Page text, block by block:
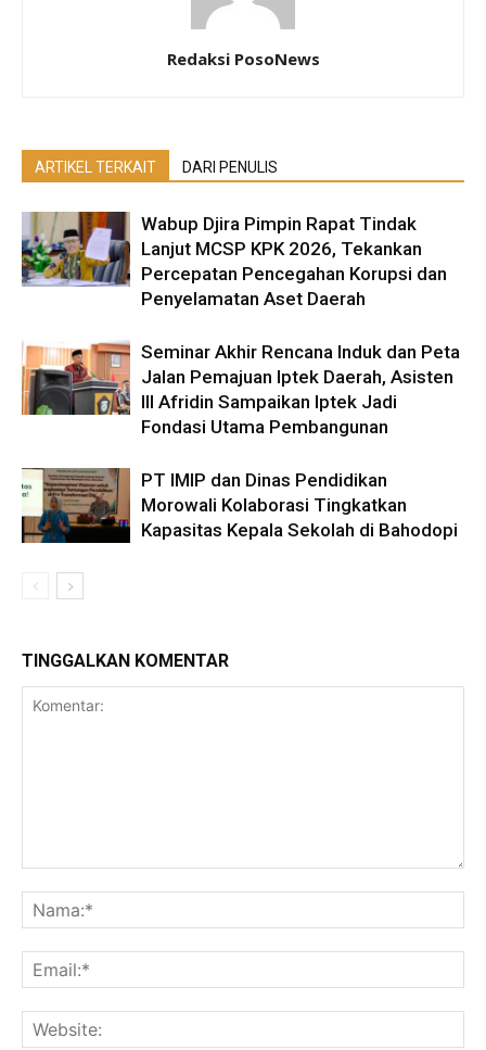
Redaksi PosoNews
ARTIKEL TERKAIT DARI PENULIS
Wabup Djira Pimpin Rapat Tindak
Lanjut MCSP KPK 2026, Tekankan
Percepatan Pencegahan Korupsi dan
Penyelamatan Aset Daerah
Seminar Akhir Rencana Induk dan Peta
Jalan Pemajuan Iptek Daerah, Asisten
III Afridin Sampaikan Iptek Jadi
Fondasi Utama Pembangunan
PT IMIP dan Dinas Pendidikan
Morowali Kolaborasi Tingkatkan
Kapasitas Kepala Sekolah di Bahodopi
TINGGALKAN KOMENTAR